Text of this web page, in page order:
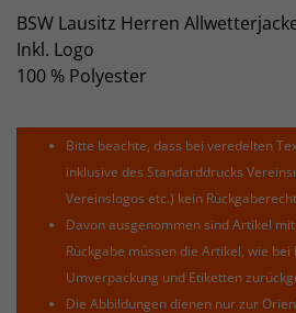
BSW Lausitz Herren
Inkl. Logo
100 % Polyester
Bitte beachte, dass bei veredelten
inklusive des Standarddrucks
Vereinslogos etc.) kein
Davon ausgenommen sind Artikel
Rückgabe müssen die Artikel, wie
Umverpackung und Etiketten
Die Abbildungen dienen nur zur